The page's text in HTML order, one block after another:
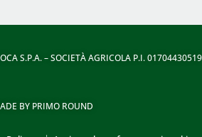
S.P.A. – SOCIETÀ AGRICOLA P.I. 01704430519
BY PRIMO ROUND